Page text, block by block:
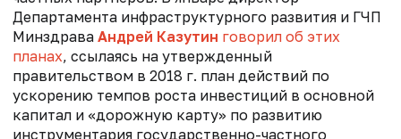
Департамента инфраструктурного развития и ГЧП
Минздрава Андрей Казутин говорил об этих
планах, ссылаясь на утвержденный
правительством в 2018 г. план действий по
ускорению темпов роста инвестиций в основной
капитал и «дорожную карту» по развитию
инструментария государственно-частного